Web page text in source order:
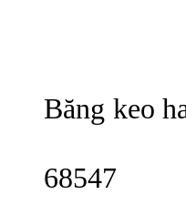
Băng keo
68547